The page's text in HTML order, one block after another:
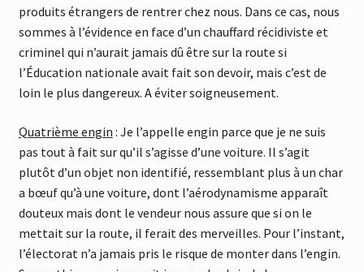
produits étrangers de rentrer chez nous. Dans ce cas, nous
sommes à l’évidence en face d’un chauffard récidiviste et
criminel qui n’aurait jamais dû être sur la route si
l’Éducation nationale avait fait son devoir, mais c’est de
loin le plus dangereux. A éviter soigneusement.
Quatrième engin : Je l’appelle engin parce que je ne suis
pas tout à fait sur qu’il s’agisse d’une voiture. Il s’agit
plutôt d’un objet non identifié, ressemblant plus à un char
a bœuf qu’à une voiture, dont l’aérodynamisme apparaît
douteux mais dont le vendeur nous assure que si on le
mettait sur la route, il ferait des merveilles. Pour l’instant,
l’électorat n’a jamais pris le risque de monter dans l’engin.